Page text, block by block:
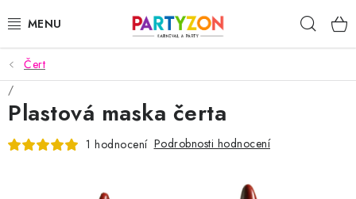
na
KARNEVALOVÉ MASKY
KARNEVALOVÉ KOSTÝMY
DOPLŇKY NA KARNEVAL
PÁRTY PODLE TÉMAT
Čert
Plastová maska čerta
1 hodnocení Podrobnosti hodnocení